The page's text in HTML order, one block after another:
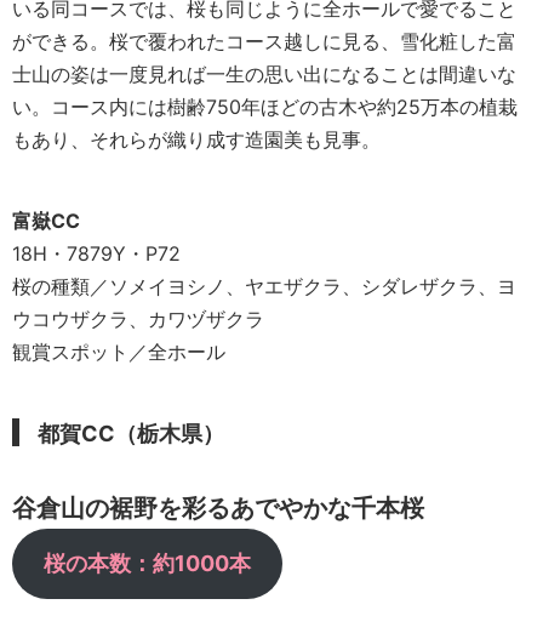
いる同コースでは、桜も同じように全ホールで愛でること
ができる。桜で覆われたコース越しに見る、雪化粧した富
士山の姿は一度見れば一生の思い出になることは間違いな
い。コース内には樹齢750年ほどの古木や約25万本の植栽
もあり、それらが織り成す造園美も見事。
富嶽CC
18H・7879Y・P72
桜の種類／ソメイヨシノ、ヤエザクラ、シダレザクラ、ヨ
ウコウザクラ、カワヅザクラ
観賞スポット／全ホール
都賀CC（栃木県）
谷倉山の裾野を彩るあでやかな千本桜
桜の本数：約1000本